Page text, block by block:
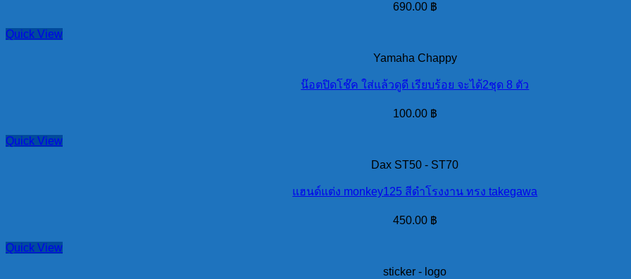
690.00 ฿
Quick View
Yamaha Chappy
น๊อตปิดโช๊ค ใส่แล้วดูดี เรียบร้อย จะได้2ชุด 8 ตัว
100.00 ฿
Quick View
Dax ST50 - ST70
แฮนด์แต่ง monkey125 สีดำโรงงาน ทรง takegawa
450.00 ฿
Quick View
sticker - logo